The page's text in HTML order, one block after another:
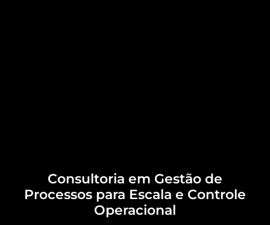
Consultoria em Gestão de
Processos para Escala e Controle
Operacional